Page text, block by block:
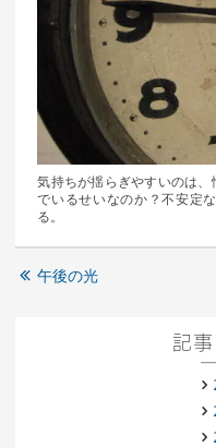
気持ちが揺らぎやすいのは
でいるせいなのか？不安定
る。
午後の光
記